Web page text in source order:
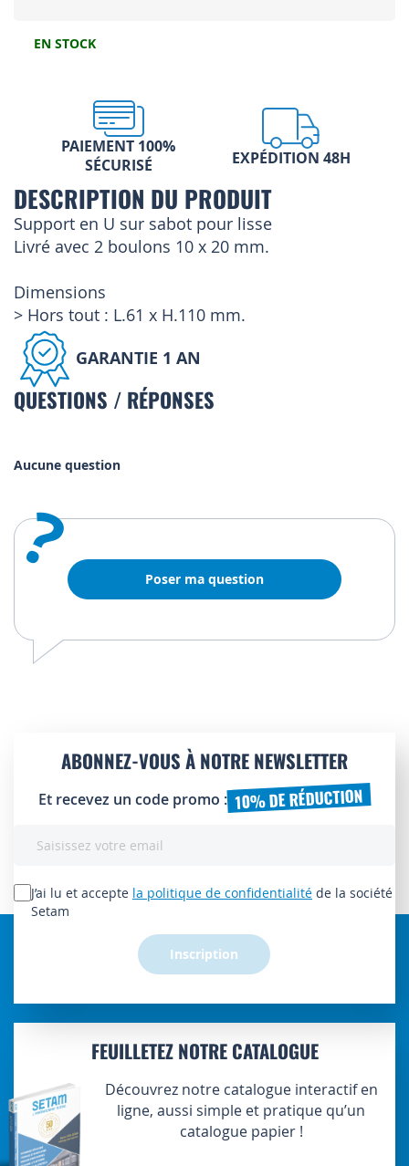
EN STOCK
PAIEMENT 100%
SÉCURISÉ
EXPÉDITION 48H
DESCRIPTION DU PRODUIT
Support en U sur sabot pour lisse
Livré avec 2 boulons 10 x 20 mm.
Dimensions
> Hors tout : L.61 x H.110 mm.
GARANTIE 1 AN
QUESTIONS / RÉPONSES
Aucune question
? Poser ma question
ABONNEZ-VOUS À NOTRE NEWSLETTER
Et recevez un code promo : 10% DE RÉDUCTION
lettre
d’information
J’ai lu et accepte la politique de confidentialité de la société
Setam
Inscription
FEUILLETEZ NOTRE CATALOGUE
Découvrez notre catalogue interactif en
ligne, aussi simple et pratique qu’un
catalogue papier !